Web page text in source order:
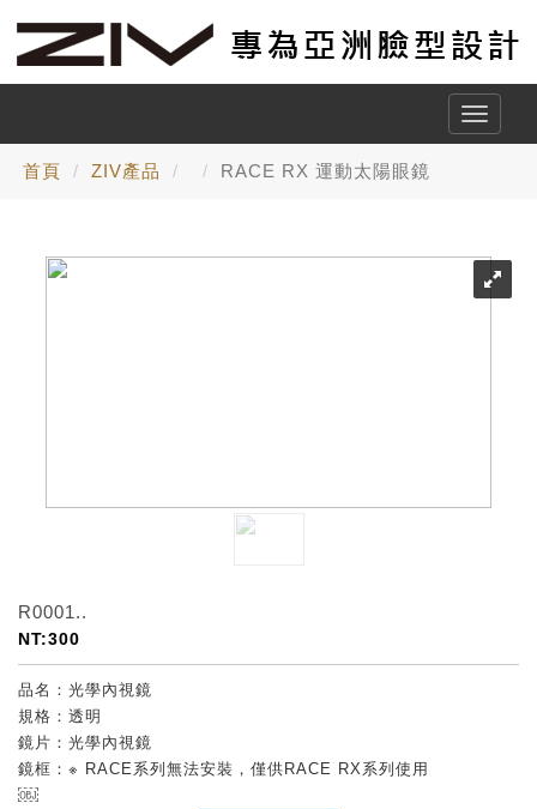
Toggle
首頁 ZIV產品 RACE RX 運動太陽眼鏡
R0001..
NT:300
品名：光學內視鏡
規格：透明
鏡片：光學內視鏡
鏡框：※ RACE系列無法安裝，僅供RACE RX系列使用
￼